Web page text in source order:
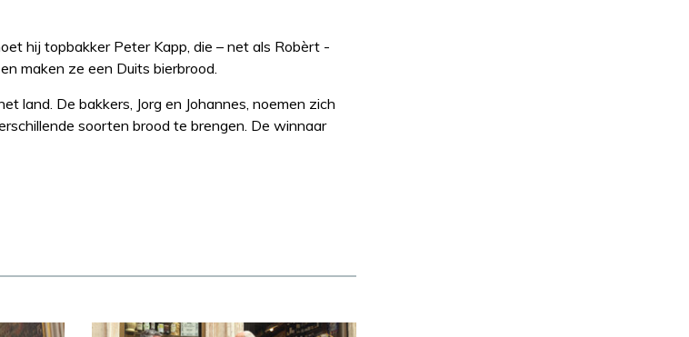
hij topbakker Peter Kapp, die – net als Robèrt -
maken ze een Duits bierbrood.
land. De bakkers, Jorg en Johannes, noemen zich
soorten brood te brengen. De winnaar